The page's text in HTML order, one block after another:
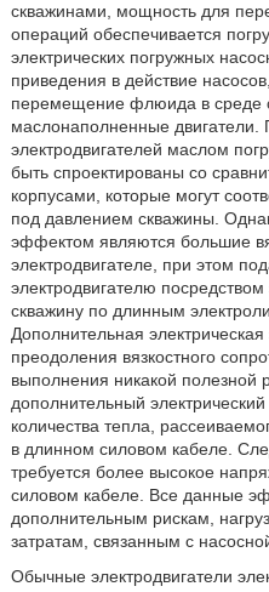
скважинами, мощность для
операций обеспечивается
электрических погружных
приведения в действие
перемещение флюида в среде
маслонаполненные двигатели.
электродвигателей маслом
быть спроектированы со
корпусами, которые могут
под давлением скважины.
эффектом являются большие
электродвигателе, при этом
электродвигателю
скважину по длинным
Дополнительная
преодоления вязкостного
выполнения никакой полезной
дополнительный
количества тепла,
в длинном силовом кабеле.
требуется более высокое
силовом кабеле. Все данные
дополнительным рискам,
затратам, связанным с
Обычные электродвигатели